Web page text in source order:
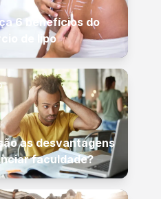
6 benefícios do
de lipo
as desvantagens
faculdade?